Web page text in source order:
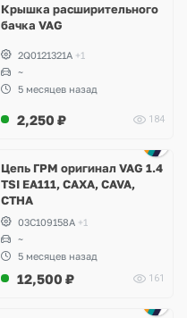
Крышка расширительного
бачка VAG
2Q0121321A +1
~
5 месяцев назад
2,250 ₽ 184
Цепь ГРМ оригинал VAG 1.4
TSI EA111, CAXA, CAVA,
CTHA
03C109158A +1
~
5 месяцев назад
12,500 ₽ 161